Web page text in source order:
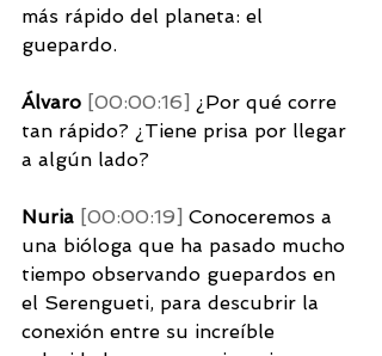
más rápido del planeta: el
guepardo.
Álvaro [00:00:16] ¿Por qué corre
tan rápido? ¿Tiene prisa por llegar
a algún lado?
Nuria [00:00:19] Conoceremos a
una bióloga que ha pasado mucho
tiempo observando guepardos en
el Serengueti, para descubrir la
conexión entre su increíble